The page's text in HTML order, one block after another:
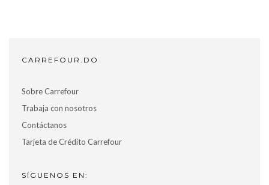
CARREFOUR.DO
Sobre Carrefour
Trabaja con nosotros
Contáctanos
Tarjeta de Crédito Carrefour
SÍGUENOS EN: